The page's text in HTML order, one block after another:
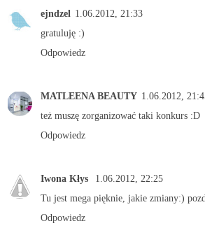
ejndzel 1.06.2012, 21:33
gratuluję :)
Odpowiedz
MATLEENA BEAUTY 1.06.2012,
też muszę zorganizować taki konkurs :D
Odpowiedz
Iwona Kłys
1.06.2012, 22:25
Tu jest mega pięknie, jakie zmiany:)
Odpowiedz